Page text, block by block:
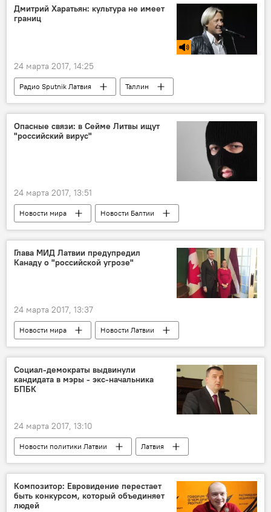
Росгвардия
боевики
нападение
военнослужащие
Дмитрий Харатьян: культура не имеет
границ
24 марта 2017, 14:25
Радио Sputnik Латвия
Таллин
Дмитрий Харатьян
Тотальный диктант
Опасные связи: в Сейме Литвы ищут
"российский вирус"
24 марта 2017, 13:51
Новости мира
Новости Балтии
Литва
Викторас Пранцкетис
Миндаугас Бастис
Комитет нацбезопасности и обороны Литвы
Департамент государственной безопасности Литвы
Глава МИД Латвии предупредил
Канаду о "российской угрозе"
24 марта 2017, 13:37
Новости мира
Новости Латвии
Латвия
Россия
Канада
МИД Латвии
батальон
Социал-демократы выдвинули
кандидата в мэры - экс-начальника
БПБК
24 марта 2017, 13:10
Новости политики Латвии
Латвия
Нормундс Вилнитис
Бюро по предотвращению и борьбе с коррупцией (БПБК, KNAB)
мэр
Композитор: Евровидение перестает
быть конкурсом, который объединяет
людей